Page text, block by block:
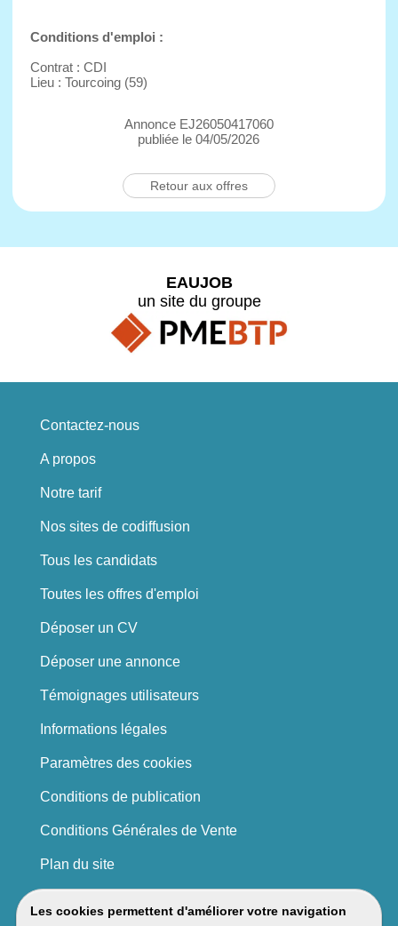
Conditions d'emploi :
Contrat : CDI
Lieu : Tourcoing (59)
Annonce EJ26050417060
publiée le 04/05/2026
Retour aux offres
Les cookies permettent d'améliorer votre navigation
EAUJOB
un site du groupe
Contactez-nous
A propos
Notre tarif
Nos sites de codiffusion
Tous les candidats
Toutes les offres d'emploi
Déposer un CV
Déposer une annonce
Témoignages utilisateurs
Informations légales
Paramètres des cookies
Conditions de publication
Conditions Générales de Vente
Plan du site